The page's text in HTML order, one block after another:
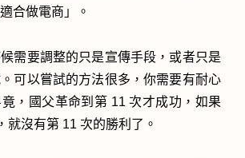
合做電商」。
需要調整的只是宣傳手段，或者只是
可以嘗試的方法很多，你需要有耐心
，國父革命到第 11 次才成功，如果
就沒有第 11 次的勝利了。